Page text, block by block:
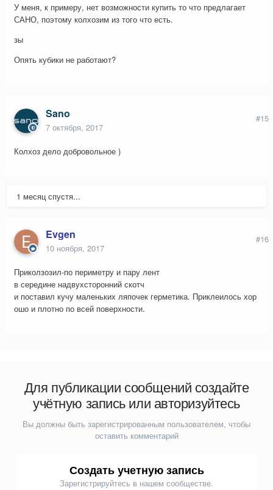
У меня, к примеру, нет возможности купить то что предлагает
САНО, поэтому колхозим из того что есть.
зы
Опять кубики не работают?
Sano
7 октября, 2017
#15
Колхоз дело добровольное )
1 месяц спустя...
Evgen
10 ноября, 2017
#16
Приколзозил-по периметру и пару лент
в середине надвухсторонний скотч
и поставил кучу маленьких ляпочек герметика. Приклеилось хор
ошо и плотно по всей поверхности.
Для публикации сообщений создайте
учётную запись или авторизуйтесь
Вы должны быть зарегистрированным пользователем, чтобы
оставить комментарий
Создать учетную запись
Зарегистрируйтесь в нашем сообществе.